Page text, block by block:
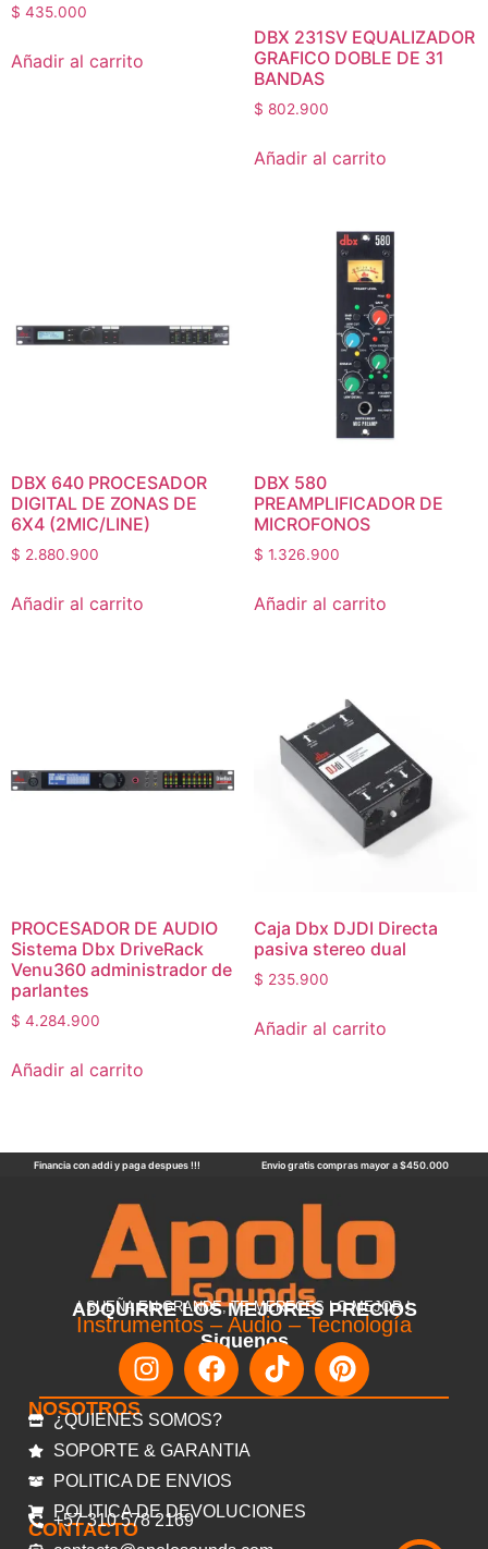
$ 435.000
Añadir al carrito
DBX 231SV EQUALIZADOR
GRAFICO DOBLE DE 31
BANDAS
$ 802.900
Añadir al carrito
DBX 640 PROCESADOR
DIGITAL DE ZONAS DE
6X4 (2MIC/LINE)
$ 2.880.900
Añadir al carrito
DBX 580
PREAMPLIFICADOR DE
MICROFONOS
$ 1.326.900
Añadir al carrito
PROCESADOR DE AUDIO
Sistema Dbx DriveRack
Venu360 administrador de
parlantes
$ 4.284.900
Añadir al carrito
Caja Dbx DJDI Directa
pasiva stereo dual
$ 235.900
Añadir al carrito
Financia con addi y paga despues !!! Envio gratis compras mayor a $450.000
ADQUIRRE LOS MEJORES PRECIOS
! SUEÑA EN GRANDE, TE MERECES LO MEJOR !
Instrumentos – Audio – Tecnología
Siguenos
NOSOTROS
¿QUIENES SOMOS?
SOPORTE & GARANTIA
POLITICA DE ENVIOS
POLITICA DE DEVOLUCIONES
CONTACTO
+57 310 578 2169